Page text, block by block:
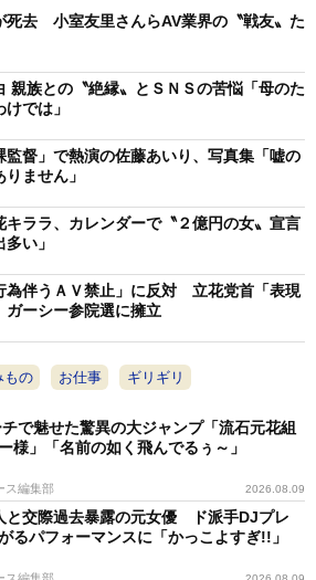
して（笑）。だんだん、体も老い
私は老人になっていくかみたいな
ら、ちょうど今が見どころかなと
くださる方も一緒に年を取りなが
『落ち着く』と思っていただけた
０年間の記録を撮ったというの
。１人の人間の１０年ってなかな
から」と補足した。
下げを機にＡＶ業界の在り方が
優になる動機として、高額なギャ
定しない。
元々は、好奇心とお金だったと
ション業界にいて、１か月のお給
。初任給が７万９０００円、その
死去 小室友里さんらAV業界の〝戦友〟た
親族との〝絶縁〟とＳＮＳの苦悩「母のた
では」
監督」で熱演の佐藤あいり、写真集「嘘の
ません」
キララ、カレンダーで〝２億円の女〟宣言
多い」
為伴うＡＶ禁止」に反対 立花党首「表現
ーシー参院選に擁立
もの お仕事 ギリギリ
で魅せた驚異の大ジャンプ「流石元花組
様」「名前の如く飛んでるぅ～」
ス編集部 2026.08.09
と交際過去暴露の元女優 ド派手DJプレ
るパフォーマンスに「かっこよすぎ!!」
ス編集部